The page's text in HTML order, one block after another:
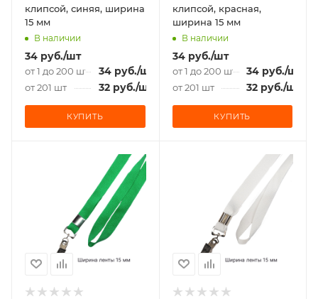
клипсой, синяя, ширина
15 мм
В наличии
34 руб./шт
от 1 до 200 шт 34 руб./шт
от 201 шт 32 руб./шт
КУПИТЬ
клипсой, красная,
ширина 15 мм
В наличии
34руб./шт
от 1 до 200 шт 34руб./шт
от 201 шт 32руб./шт
КУПИТЬ